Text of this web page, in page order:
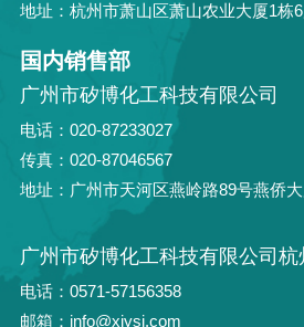
地址：杭州市萧山区萧山农业大厦1栋
国内销售部
广州市矽博化工科技有限公司
电话：020-87233027
传真：020-87046567
地址：广州市天河区燕岭路89号燕侨
广州市矽博化工科技有限公司杭
电话：0571-57156358
邮箱：info@xjysi.com